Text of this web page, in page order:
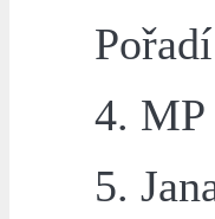
4. MP
5.